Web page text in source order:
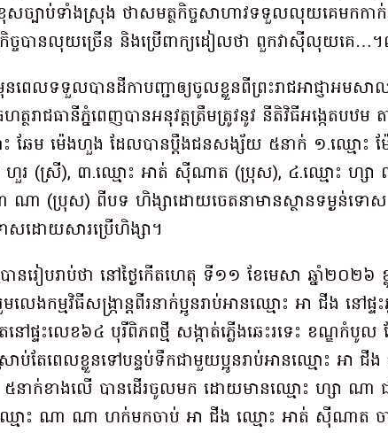
ើខុសច្បាប់ទាំងស្រុង ថាសមត្ថកិច្ចសាហាវទទួលលុយគេមកកា
កិច្ចបានលុយច្រើន និងប្រើពាក្យដៀលថា ពួកវាស៊ីលុយគេ…
ពេលទទួលបានដីកាបញ្ជាឲ្យចូលខ្លួនពីព្រះរាជអាជ្ញាអមសា
ហត្ថរាជធានីភ្នំពេញបានអនុវត្តត្រឹមត្រូវនូវ នីតិវិធីអង្កេតបឋ
ោះ ឆែម ម៉េងហួង ដែលបានប្តឹងជនសង្ស័យ ៥នាក់ ១.ឈ្មោះ
រ (ស្រី), ៣.ឈ្មោះ អាត់ ស៊ីណាត (ប្រុស), ៤.ឈ្មោះ ហ្សា
ណា (ប្រុស) ពីបទ ហិង្សាដោយចេតនាមានស្ថានទម្ងន់ទោ
ោសដោយសារប្រើហិង្សា។
ានរៀបរាប់ថា នៅថ្ងៃកើតហេតុ ទី១១ ខែមេសា ឆ្នាំ២០២៦
េងកម្មវិធីសង្ក្រាន្តពីរនាក់ប្អូនរាប់អានឈ្មោះ អា ជីង នៅផ្ទះ
ៅផ្ទះលេខ៦៤ បុរីពិភពថ្មី សង្កាត់ភ្លើងឆេះរទេះ ខណ្ឌកំបូ
ស្រាប់តែពេលខ្លួនទៅបន្ទប់ទឹកជាមួយប្អូនរាប់អានឈ្មោះ អា
នាក់ខាងលើ បានដើរចូលមក ដោយមានឈ្មោះ ហ្សា ណា ជ
មោះ ណា ណា ហក់មកចាប់ អា ជីង ឈ្មោះ អាត់ ស៊ីណាត ចា